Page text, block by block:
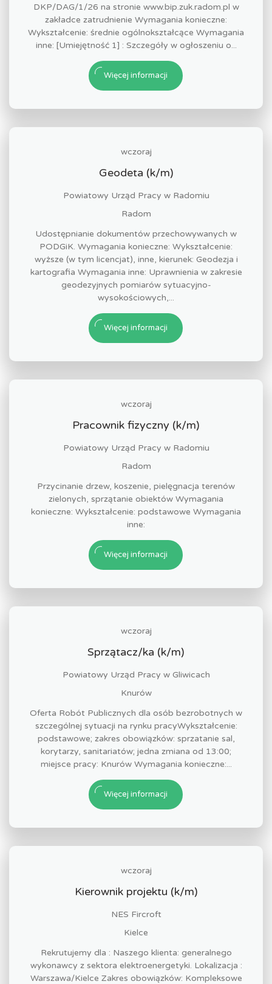
DKP/DAG/1/26 na stronie www.bip.zuk.radom.pl w
zakładce zatrudnienie Wymagania konieczne:
Wykształcenie: średnie ogólnokształcące Wymagania
inne: [Umiejętność 1] : Szczegóły w ogłoszeniu o...
Więcej informacji
wczoraj
Geodeta (k/m)
Powiatowy Urząd Pracy w Radomiu
Radom
Udostępnianie dokumentów przechowywanych w
PODGiK. Wymagania konieczne: Wykształcenie:
wyższe (w tym licencjat), inne, kierunek: Geodezja i
kartografia Wymagania inne: Uprawnienia w zakresie
geodezyjnych pomiarów sytuacyjno-
wysokościowych,...
Więcej informacji
wczoraj
Pracownik fizyczny (k/m)
Powiatowy Urząd Pracy w Radomiu
Radom
Przycinanie drzew, koszenie, pielęgnacja terenów
zielonych, sprzątanie obiektów Wymagania
konieczne: Wykształcenie: podstawowe Wymagania
inne:
Więcej informacji
wczoraj
Sprzątacz/ka (k/m)
Powiatowy Urząd Pracy w Gliwicach
Knurów
Oferta Robót Publicznych dla osób bezrobotnych w
szczególnej sytuacji na rynku pracyWykształcenie:
podstawowe; zakres obowiązków: sprzatanie sal,
korytarzy, sanitariatów; jedna zmiana od 13:00;
miejsce pracy: Knurów Wymagania konieczne:...
Więcej informacji
wczoraj
Kierownik projektu (k/m)
NES Fircroft
Kielce
Rekrutujemy dla : Naszego klienta: generalnego
wykonawcy z sektora elektroenergetyki. Lokalizacja :
Warszawa/Kielce Zakres obowiązków: Kompleksowe